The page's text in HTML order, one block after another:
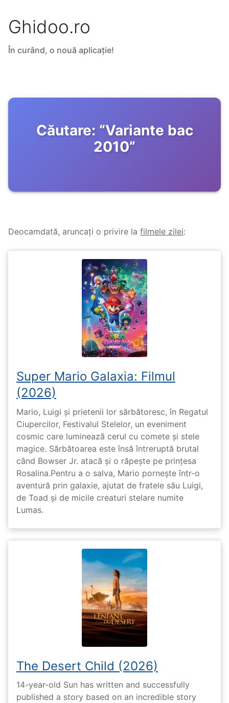
Ghidoo.ro
În curând, o nouă aplicație!
Căutare: “Variante bac
2010”
Deocamdată, aruncați o privire la filmele zilei:
Super Mario Galaxia: Filmul
(2026)
Mario, Luigi și prietenii lor sărbătoresc, în Regatul
Ciupercilor, Festivalul Stelelor, un eveniment
cosmic care luminează cerul cu comete și stele
magice. Sărbătoarea este însă întreruptă brutal
când Bowser Jr. atacă și o răpește pe prinţesa
Rosalina.Pentru a o salva, Mario pornește într-o
aventură prin galaxie, ajutat de fratele său Luigi,
de Toad și de micile creaturi stelare numite
Lumas.
The Desert Child (2026)
14-year-old Sun has written and successfully
published a story based on an incredible story